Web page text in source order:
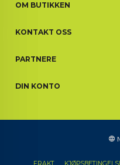
OM BUTIKKEN
KONTAKT OSS
PARTNERE
DIN KONTO
FRAKT